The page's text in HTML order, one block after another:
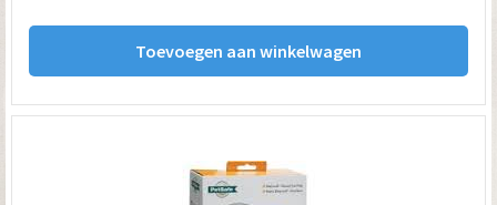
Toevoegen aan winkelwagen